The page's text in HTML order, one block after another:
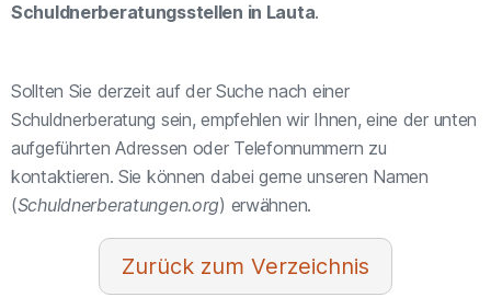
Schuldnerberatungsstellen in Lauta.
Sollten Sie derzeit auf der Suche nach einer
Schuldnerberatung sein, empfehlen wir Ihnen, eine der unten
aufgeführten Adressen oder Telefonnummern zu
kontaktieren. Sie können dabei gerne unseren Namen
(Schuldnerberatungen.org) erwähnen.
Verzeichnis